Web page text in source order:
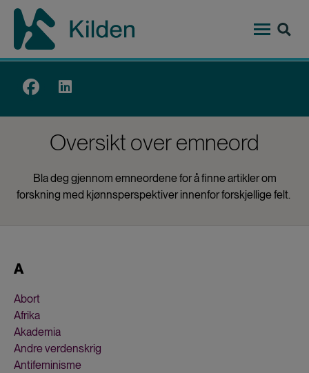
Hopp
hovedinnhold
Top
Oversikt over emneord
Bla deg gjennom emneordene for å finne artikler om
forskning med kjønnsperspektiver innenfor forskjellige felt.
A
Abort
Afrika
Akademia
Andre verdenskrig
Antifeminisme